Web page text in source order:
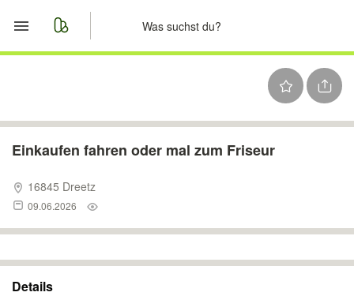
Nachrichten
Anzeige aufgeben
Einkaufen fahren oder mal zum Friseur
16845 Dreetz
09.06.2026
Details